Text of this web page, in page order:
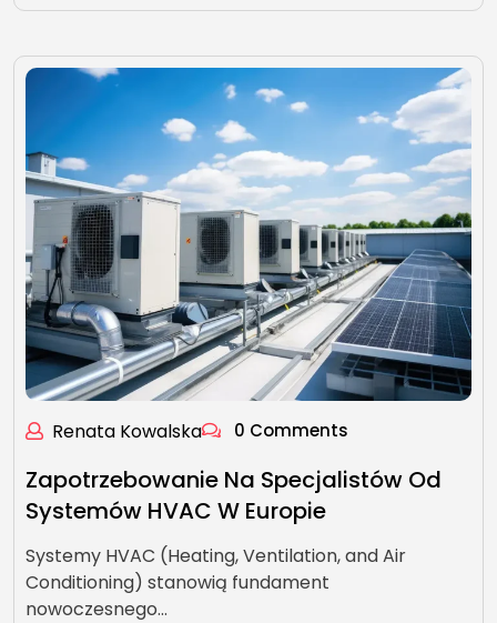
Renata Kowalska 0 Comments
Zapotrzebowanie Na Specjalistów Od
Systemów HVAC W Europie
Systemy HVAC (Heating, Ventilation, and Air
Conditioning) stanowią fundament
nowoczesnego…